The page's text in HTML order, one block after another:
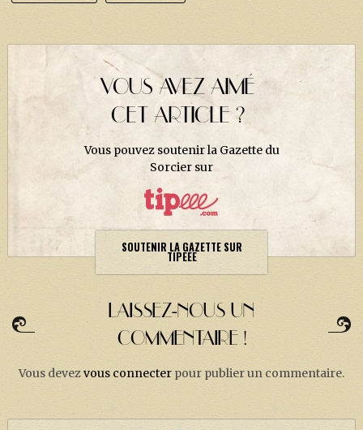
VOUS AVEZ AIMÉ
CET ARTICLE ?
Vous pouvez soutenir la Gazette du
Sorcier sur
SOUTENIR LA GAZETTE SUR
TIPEEE
LAISSEZ-NOUS UN
COMMENTAIRE !
Vous devezvous connecter pour publier un commentaire.